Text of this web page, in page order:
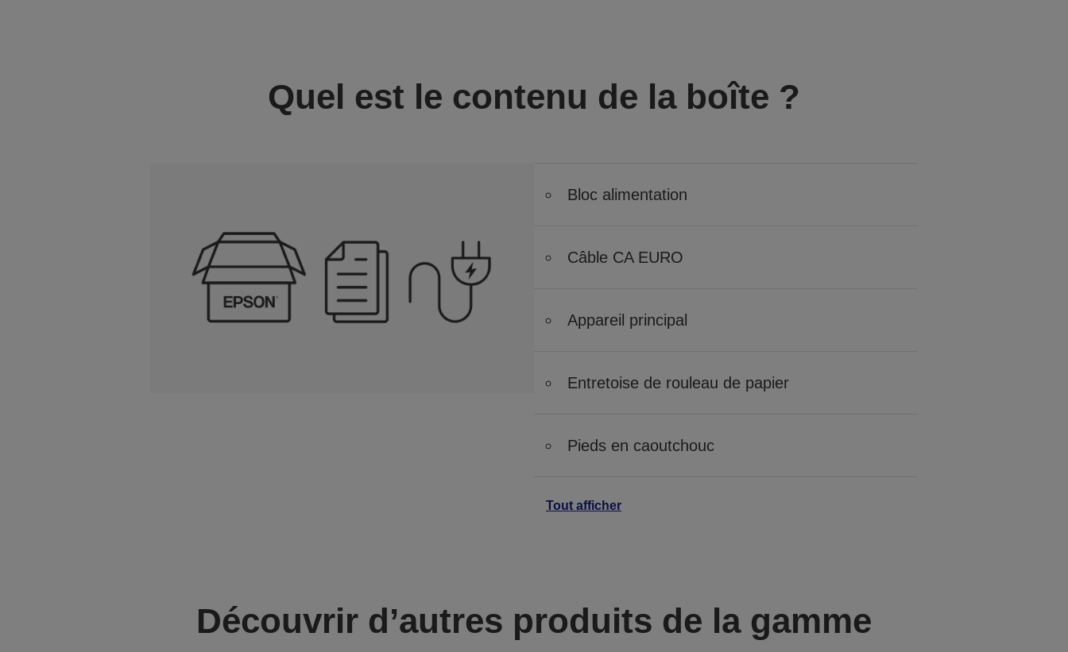
Quel est le contenu de la boîte ?
Bloc alimentation
Câble CA EURO
Appareil principal
Entretoise de rouleau de papier
Pieds en caoutchouc
Tout afficher
Découvrir d’autres produits de la gamme